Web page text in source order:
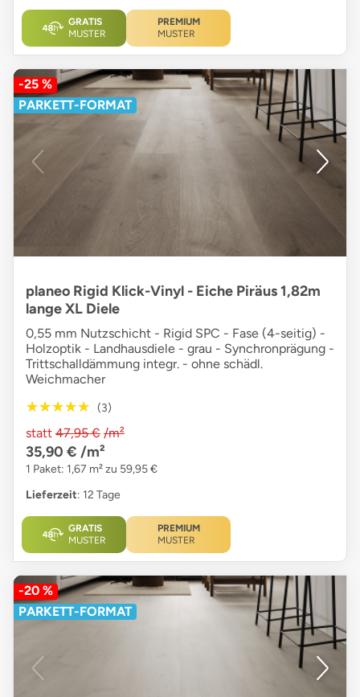
GRATIS
MUSTER
PREMIUM
MUSTER
-25 %
PARKETT-FORMAT
planeo Rigid Klick-Vinyl - Eiche Piräus 1,82m
lange XL Diele
0,55 mm Nutzschicht - Rigid SPC - Fase (4-seitig) -
Holzoptik - Landhausdiele - grau - Synchronprägung -
Trittschalldämmung integr. - ohne schädl.
Weichmacher
★★★★★
★★★★★ (3)
statt 47,95 € /m²
35,90 € /m²
1 Paket: 1,67 m² zu 59,95 €
Lieferzeit: 12 Tage
GRATIS
MUSTER
PREMIUM
MUSTER
-20 %
PARKETT-FORMAT